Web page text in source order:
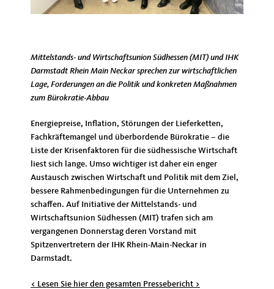
Mittelstands- und Wirtschaftsunion Südhessen (MIT) und IHK
Darmstadt Rhein Main Neckar sprechen zur wirtschaftlichen
Lage, Forderungen an die Politik und konkreten Maßnahmen
zum Bürokratie-Abbau
Energiepreise, Inflation, Störungen der Lieferketten,
Fachkräftemangel und überbordende Bürokratie – die
Liste der Krisenfaktoren für die südhessische Wirtschaft
liest sich lange. Umso wichtiger ist daher ein enger
Austausch zwischen Wirtschaft und Politik mit dem Ziel,
bessere Rahmenbedingungen für die Unternehmen zu
schaffen. Auf Initiative der Mittelstands- und
Wirtschaftsunion Südhessen (MIT) trafen sich am
vergangenen Donnerstag deren Vorstand mit
Spitzenvertretern der IHK Rhein-Main-Neckar in
Darmstadt.
< Lesen Sie hier den gesamten Pressebericht >